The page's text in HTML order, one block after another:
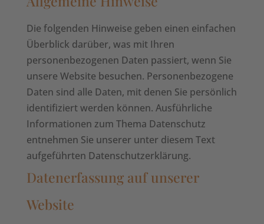
Die folgenden Hinweise geben einen einfachen
Überblick darüber, was mit Ihren
personenbezogenen Daten passiert, wenn Sie
unsere Website besuchen. Personenbezogene
Daten sind alle Daten, mit denen Sie persönlich
identifiziert werden können. Ausführliche
Informationen zum Thema Datenschutz
entnehmen Sie unserer unter diesem Text
aufgeführten Datenschutzerklärung.
Datenerfassung auf unserer
Website